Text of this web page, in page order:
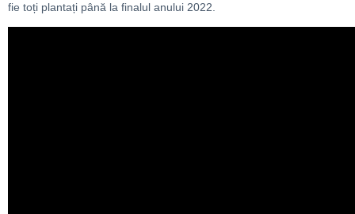
fie toți plantați până la finalul anului 2022.